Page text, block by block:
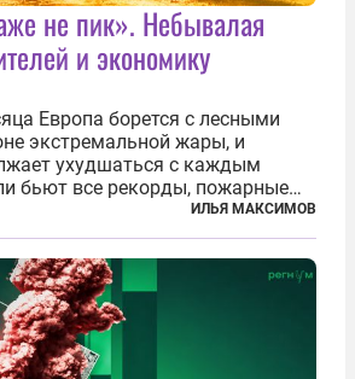
не пик». Небывалая
и экономику
Европа борется с лесными
экстремальной жары, и
ухудшаться с каждым
бьют все рекорды, пожарные
эвакуации растут, а засуха тем
реки, энергетику и сельское
Европейской...
ИЛЬЯ МАКСИМОВ